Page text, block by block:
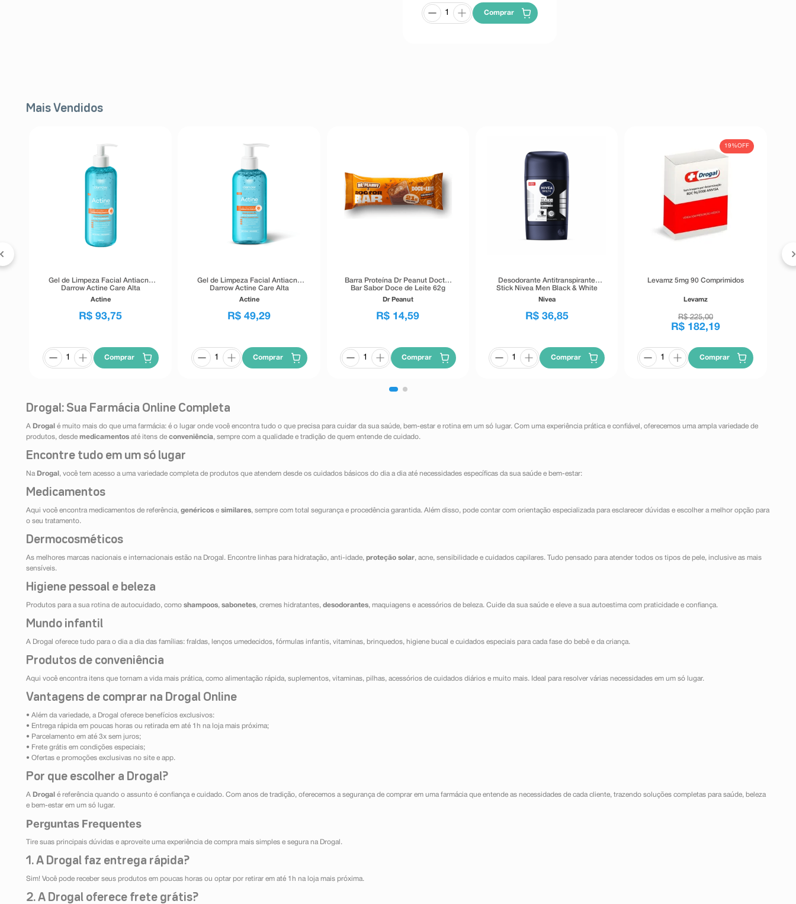
Comprar
Mais Vendidos
Gel de Limpeza Facial Antiacne
Darrow Actine Care Alta
Tolerância 400g
Actine
R$ 93,75
Comprar
Gel de Limpeza Facial Antiacne
Darrow Actine Care Alta
Tolerância 140g
Actine
R$ 49,29
Comprar
Barra Proteína Dr Peanut Doctor
Bar Sabor Doce de Leite 62g
Dr Peanut
R$ 14,59
Comprar
Desodorante Antitranspirante
Stick Nivea Men Black & White
Invisible 72h 54g
Nivea
R$ 36,85
Comprar
19%OFF
Levamz 5mg 90 Comprimidos
Levamz
R$ 225,00
R$ 182,19
Comprar
Drogal: Sua Farmácia Online Completa
A Drogal é muito mais do que uma farmácia: é o lugar onde você encontra tudo o que precisa para cuidar da sua saúde, bem-estar e rotina em um só lugar. Com uma experiência prática e confiável, oferecemos uma ampla variedade de
produtos, desde medicamentos até itens de conveniência, sempre com a qualidade e tradição de quem entende de cuidado.
Encontre tudo em um só lugar
Na Drogal , você tem acesso a uma variedade completa de produtos que atendem desde os cuidados básicos do dia a dia até necessidades específicas da sua saúde e bem-estar:
Medicamentos
Aqui você encontra medicamentos de referência, genéricos e similares, sempre com total segurança e procedência garantida. Além disso, pode contar com orientação especializada para esclarecer dúvidas e escolher a melhor opção para
o seu tratamento.
Dermocosméticos
As melhores marcas nacionais e internacionais estão na Drogal. Encontre linhas para hidratação, anti-idade, proteção solar, acne, sensibilidade e cuidados capilares. Tudo pensado para atender todos os tipos de pele, inclusive as mais
sensíveis.
Higiene pessoal e beleza
Produtos para a sua rotina de autocuidado, como shampoos, sabonetes, cremes hidratantes, desodorantes, maquiagens e acessórios de beleza. Cuide da sua saúde e eleve a sua autoestima com praticidade e confiança.
Mundo infantil
A Drogal oferece tudo para o dia a dia das famílias: fraldas, lenços umedecidos, fórmulas infantis, vitaminas, brinquedos, higiene bucal e cuidados especiais para cada fase do bebê e da criança.
Produtos de conveniência
Aqui você encontra itens que tornam a vida mais prática, como alimentação rápida, suplementos, vitaminas, pilhas, acessórios de cuidados diários e muito mais. Ideal para resolver várias necessidades em um só lugar.
Vantagens de comprar na Drogal Online
• Além da variedade, a Drogal oferece benefícios exclusivos:
• Entrega rápida em poucas horas ou retirada em até 1h na loja mais próxima;
• Parcelamento em até 3x sem juros;
• Frete grátis em condições especiais;
• Ofertas e promoções exclusivas no site e app.
Por que escolher a Drogal?
A Drogal é referência quando o assunto é confiança e cuidado. Com anos de tradição, oferecemos a segurança de comprar em uma farmácia que entende as necessidades de cada cliente, trazendo soluções completas para saúde, beleza
e bem-estar em um só lugar.
Perguntas Frequentes
Tire suas principais dúvidas e aproveite uma experiência de compra mais simples e segura na Drogal.
1. A Drogal faz entrega rápida?
Sim! Você pode receber seus produtos em poucas horas ou optar por retirar em até 1h na loja mais próxima.
2. A Drogal oferece frete grátis?